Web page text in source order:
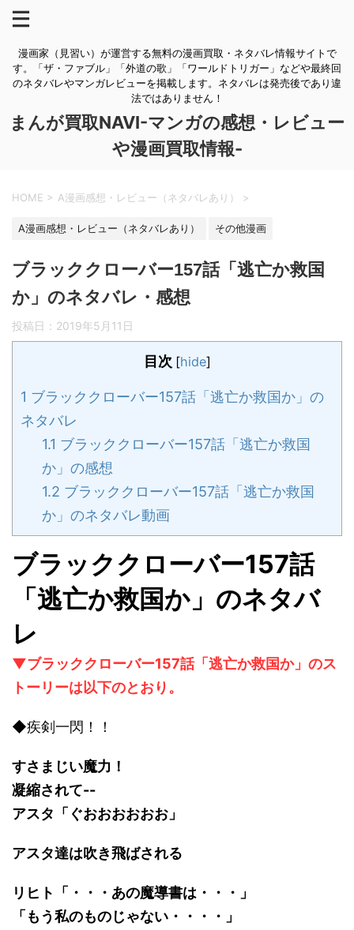
漫画家（見習い）が運営する無料の漫画買取・ネタバレ情報サイトで
す。「ザ・ファブル」「外道の歌」「ワールドトリガー」などや最終回
のネタバレやマンガレビューを掲載します。ネタバレは発売後であり違
法ではありません！
まんが買取NAVI-マンガの感想・レビュー
や漫画買取情報-
HOME > A漫画感想・レビュー（ネタバレあり） >
A漫画感想・レビュー（ネタバレあり） その他漫画
ブラッククローバー157話「逃亡か救国
か」のネタバレ・感想
投稿日： 2019年5月11日
目次 [hide]
1 ブラッククローバー157話「逃亡か救国か」の
ネタバレ
1.1 ブラッククローバー157話「逃亡か救国
か」の感想
1.2 ブラッククローバー157話「逃亡か救国
か」のネタバレ動画
ブラッククローバー157話
「逃亡か救国か」のネタバ
レ
▼ブラッククローバー157話「逃亡か救国か」のス
トーリーは以下のとおり。
◆疾剣一閃！！
すさまじい魔力！
凝縮されて--
アスタ「ぐおおおおおお」
アスタ達は吹き飛ばされる
リヒト「・・・あの魔導書は・・・」
「もう私のものじゃない・・・・」